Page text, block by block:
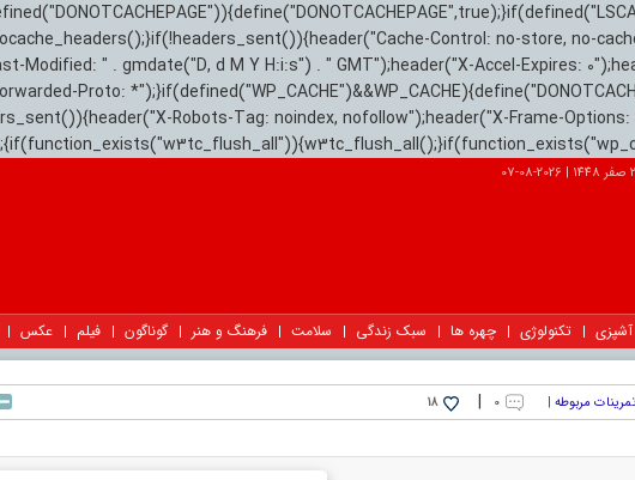
Control: no-store, no-
Modified: " . gmdate("D, d M Y H:i:s") . " GMT");header("X-Accel-Expires:
Proto:
Robots-Tag: noindex, nofollow");header("X-Frame-Options:
|
2026-08-07
آشپزی تکنولوژی چهره ها سبک زندگی سلامت فرهنگ و هنر گوناگون فیلم عکس
مربوطه | ۰ |
18